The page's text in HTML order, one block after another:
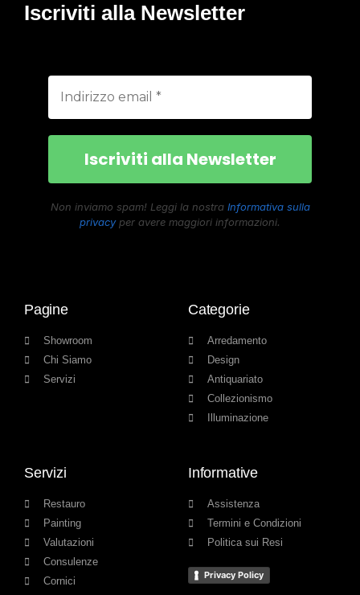
Iscriviti alla Newsletter
Non inviamo spam! Leggi la nostra Informativa sulla
privacyper avere maggiori informazioni.
Pagine
Showroom
Chi Siamo
Servizi
Categorie
Arredamento
Design
Antiquariato
Collezionismo
Illuminazione
Servizi
Restauro
Painting
Valutazioni
Consulenze
Cornici
Informative
Assistenza
Termini e Condizioni
Politica sui Resi
Privacy Policy